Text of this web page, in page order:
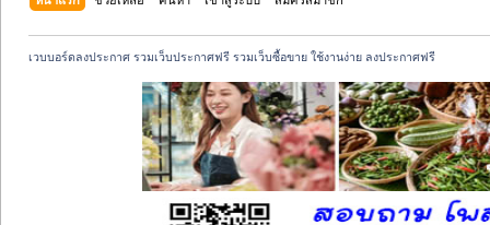
เวบบอร์ดลงประกาศ รวมเว็บประกาศฟรี รวมเว็บซื้อขาย ใช้งานง่าย ลงประกาศฟรี